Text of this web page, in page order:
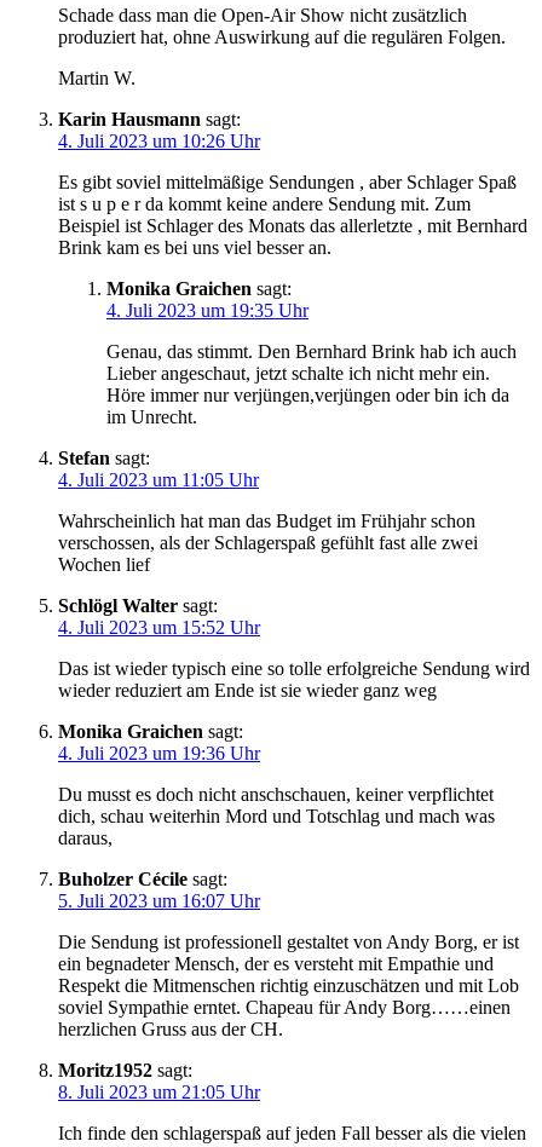
Schade dass man die Open-Air Show nicht zusätzlich
produziert hat, ohne Auswirkung auf die regulären Folgen.
Martin W.
Karin Hausmann sagt:
4. Juli 2023 um 10:26 Uhr
Es gibt soviel mittelmäßige Sendungen , aber Schlager Spaß
ist s u p e r da kommt keine andere Sendung mit. Zum
Beispiel ist Schlager des Monats das allerletzte , mit Bernhard
Brink kam es bei uns viel besser an.
Monika Graichen sagt:
4. Juli 2023 um 19:35 Uhr
Genau, das stimmt. Den Bernhard Brink hab ich auch
Lieber angeschaut, jetzt schalte ich nicht mehr ein.
Höre immer nur verjüngen,verjüngen oder bin ich da
im Unrecht.
Stefan sagt:
4. Juli 2023 um 11:05 Uhr
Wahrscheinlich hat man das Budget im Frühjahr schon
verschossen, als der Schlagerspaß gefühlt fast alle zwei
Wochen lief
Schlögl Walter sagt:
4. Juli 2023 um 15:52 Uhr
Das ist wieder typisch eine so tolle erfolgreiche Sendung wird
wieder reduziert am Ende ist sie wieder ganz weg
Monika Graichen sagt:
4. Juli 2023 um 19:36 Uhr
Du musst es doch nicht anschschauen, keiner verpflichtet
dich, schau weiterhin Mord und Totschlag und mach was
daraus,
Buholzer Cécile sagt:
5. Juli 2023 um 16:07 Uhr
Die Sendung ist professionell gestaltet von Andy Borg, er ist
ein begnadeter Mensch, der es versteht mit Empathie und
Respekt die Mitmenschen richtig einzuschätzen und mit Lob
soviel Sympathie erntet. Chapeau für Andy Borg……einen
herzlichen Gruss aus der CH.
Moritz1952 sagt:
8. Juli 2023 um 21:05 Uhr
Ich finde den schlagerspaß auf jeden Fall besser als die vielen